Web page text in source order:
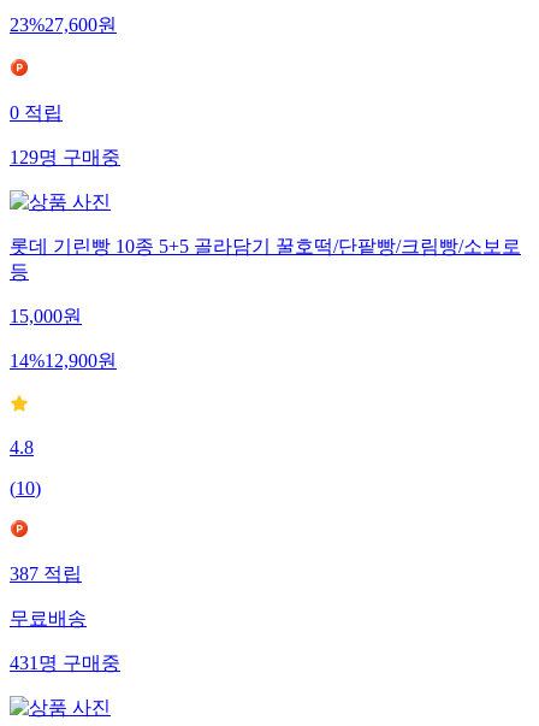
23%27,600원
0적립
129명구매중
롯데 기린빵 10종 5+5 골라담기 꿀호떡/단팥빵/크림빵/소보로
등
15,000원
14%12,900원
4.8
(10)
387적립
무료배송
431명구매중